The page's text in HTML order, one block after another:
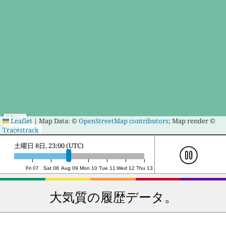
5 km
5 mi
Leaflet | Map Data: ©OpenStreetMap contributors; Map render ©
Tracestrack
Fri 07 Sat 08 Aug 09 Mon 10 Tue 11 Wed 12 Thu 13
日曜日 9日, 18:00 (UTC)
大気質の履歴データ。